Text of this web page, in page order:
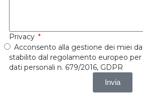
Privacy
Acconsento alla gestione dei miei
stabilito dal regolamento europeo
dati personali n. 679/2016, GDPR
Invia